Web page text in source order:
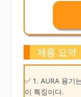
제품 요약
✅ 1. AURA 용기
이 특징이다.